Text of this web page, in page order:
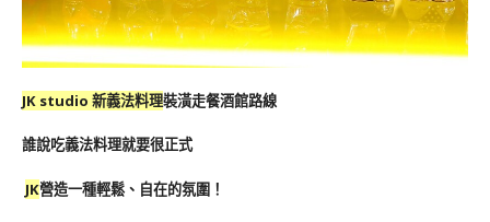
JK studio 新義法料理裝潢走餐酒館路線
誰說吃義法料理就要很正式
JK營造一種輕鬆、自在的氛圍！